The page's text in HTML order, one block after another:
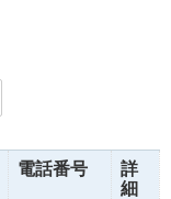
電話番号
詳
細